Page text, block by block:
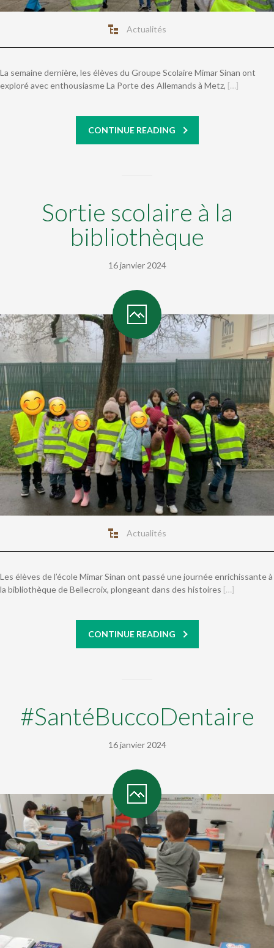
Actualités
La semaine dernière, les élèves du Groupe Scolaire Mimar Sinan ont
exploré avec enthousiasme La Porte des Allemands à Metz, […]
CONTINUE READING
Sortie scolaire à la
bibliothèque
16 janvier 2024
Actualités
Les élèves de l’école Mimar Sinan ont passé une journée enrichissante à
la bibliothèque de Bellecroix, plongeant dans des histoires […]
CONTINUE READING
#SantéBuccoDentaire
16 janvier 2024